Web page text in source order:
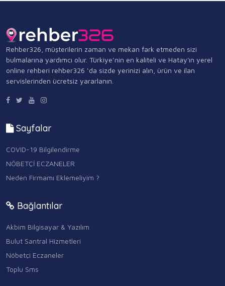
Rehber326, müşterilerin zaman ve mekan fark etmeden sizi
bulmalarına yardımcı olur. Türkiye’nin en kaliteli ve Hatay'ın yerel
online rehberi rehber326 ‘da sizde yerinizi alın, ürün ve ilan
servislerinden ücretsiz yararlanın.
Sayfalar
COVID-19 Bilgilendirme
NÖBETÇİ ECZANELER
Neden Firmamı Eklemeliyim ?
Bağlantılar
Akbim Bilgisayar & Yazılım
Bulut Santral Hizmetleri
Nöbetçi Eczaneler
Toplu Sms